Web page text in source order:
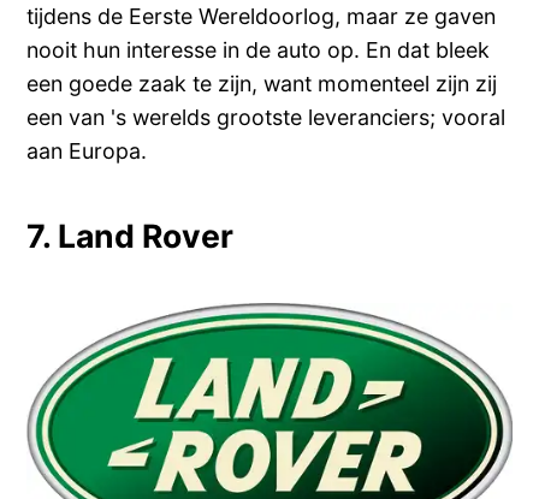
tijdens de Eerste Wereldoorlog, maar ze gaven
nooit hun interesse in de auto op. En dat bleek
een goede zaak te zijn, want momenteel zijn zij
een van 's werelds grootste leveranciers; vooral
aan Europa.
7. Land Rover